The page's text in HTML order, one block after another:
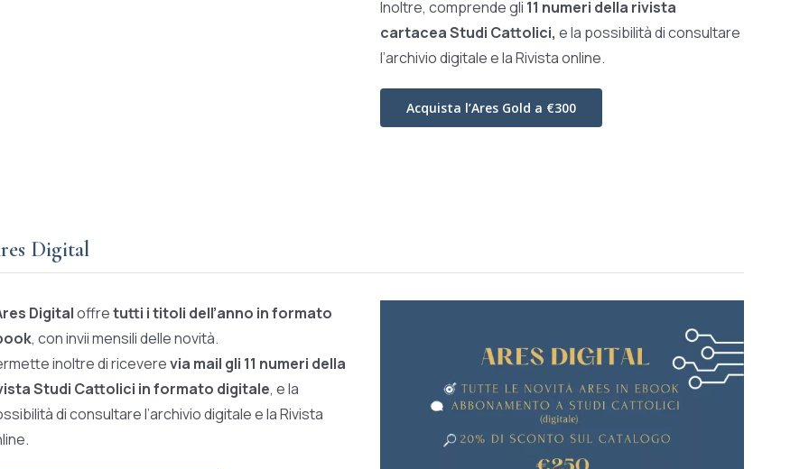
Inoltre, comprende gli 11 numeri della rivista
cartacea Studi Cattolici, e la possibilità di consultare
l’archivio digitale e la Rivista online.
Acquista l’Ares Gold a €300
Digital
Digitaloffretutti i titoli dell’anno in formato
, con invii mensili delle novità.
inoltre di riceverevia mail gli 11 numeri della
Studi Cattolici in formato digitale, e la
di consultare l’archivio digitale e la Rivista